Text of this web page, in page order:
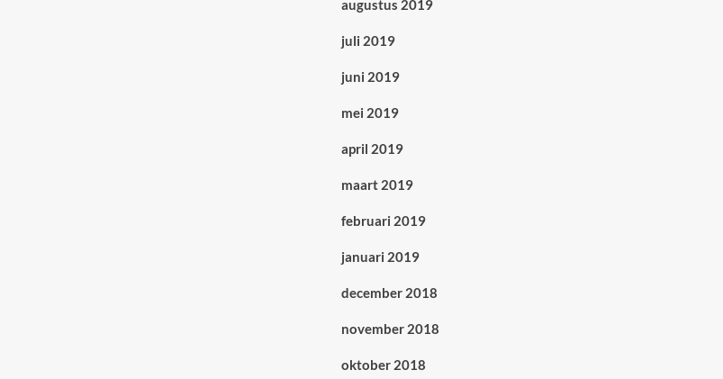
augustus 2019
juli 2019
juni 2019
mei 2019
april 2019
maart 2019
februari 2019
januari 2019
december 2018
november 2018
oktober 2018